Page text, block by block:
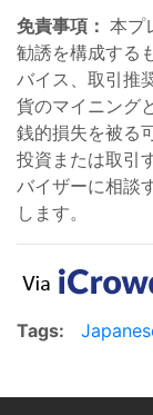
免責事項： 本プ
勧誘を構成する
バイス、取引推
貨のマイニング
銭的損失を被る
投資または取引
バイザーに相談
します。
Tags: